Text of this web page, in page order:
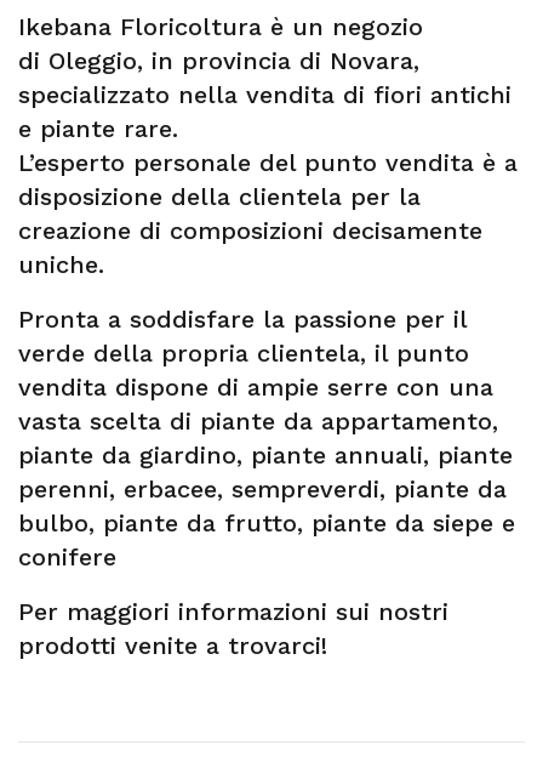
Ikebana Floricoltura è un negozio
di Oleggio, in provincia di Novara,
specializzato nella vendita di fiori antichi
e piante rare.
L’esperto personale del punto vendita è a
disposizione della clientela per la
creazione di composizioni decisamente
uniche.
Pronta a soddisfare la passione per il
verde della propria clientela, il punto
vendita dispone di ampie serre con una
vasta scelta di piante da appartamento,
piante da giardino, piante annuali, piante
perenni, erbacee, sempreverdi, piante da
bulbo, piante da frutto, piante da siepe e
conifere
Per maggiori informazioni sui nostri
prodotti venite a trovarci!